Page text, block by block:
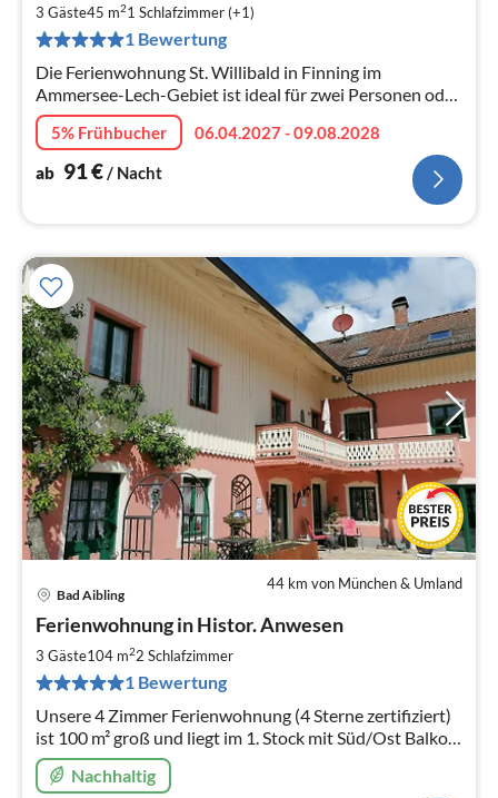
3 Gäste45 m21 Schlafzimmer (+1)
1 Bewertung
Die Ferienwohnung St. Willibald in Finning im
Ammersee-Lech-Gebiet ist ideal für zwei Personen oder
eine kleine Familie. Auch Ihre Vierbeiner sind bei uns
herzlich willkommen.
5% Frühbucher
06.04.2027 - 09.08.2028
ab 91€/ Nacht
44 km von München & Umland
Bad Aibling
Ferienwohnung in Histor. Anwesen
3 Gäste104 m22 Schlafzimmer
1 Bewertung
Unsere 4 Zimmer Ferienwohnung (4 Sterne zertifiziert)
ist 100 m² groß und liegt im 1. Stock mit Süd/Ost Balkon
zur mediterranen Gartenanlage.
Nachhaltig